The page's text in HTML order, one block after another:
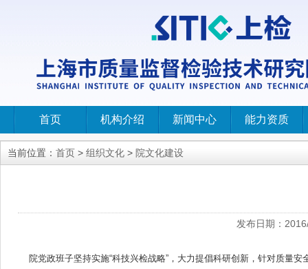
首页 机构介绍 新闻中心 能力资质
当前位置： 首页 > 组织文化 > 院文化建设
发布日期：
院党政班子坚持实施“科技兴检战略”，大力提倡科研创新，针对质量